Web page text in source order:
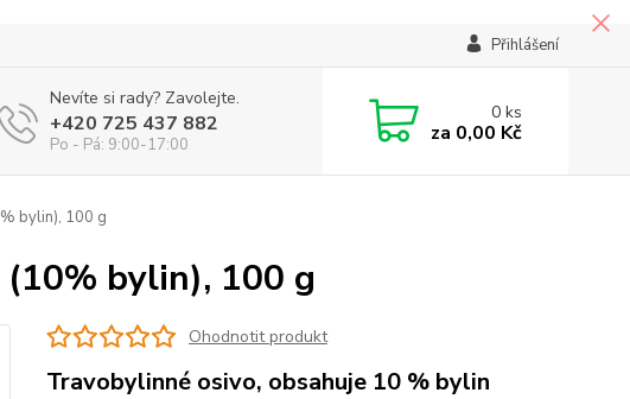
Přihlášení
Nevíte si rady? Zavolejte.
+420 725 437 882
Po - Pá: 9:00-17:00
0ks
za 0,00 Kč
bylin), 100 g
bylin), 100 g
Ohodnotit produkt
Travobylinné osivo, obsahuje 10 % bylin